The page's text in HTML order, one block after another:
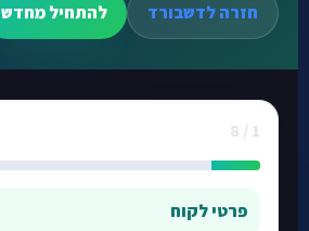
אודות
ניוזלטר
חזרה לדשבורד להתחיל מחדש
1 / 8
פרטי לקוח